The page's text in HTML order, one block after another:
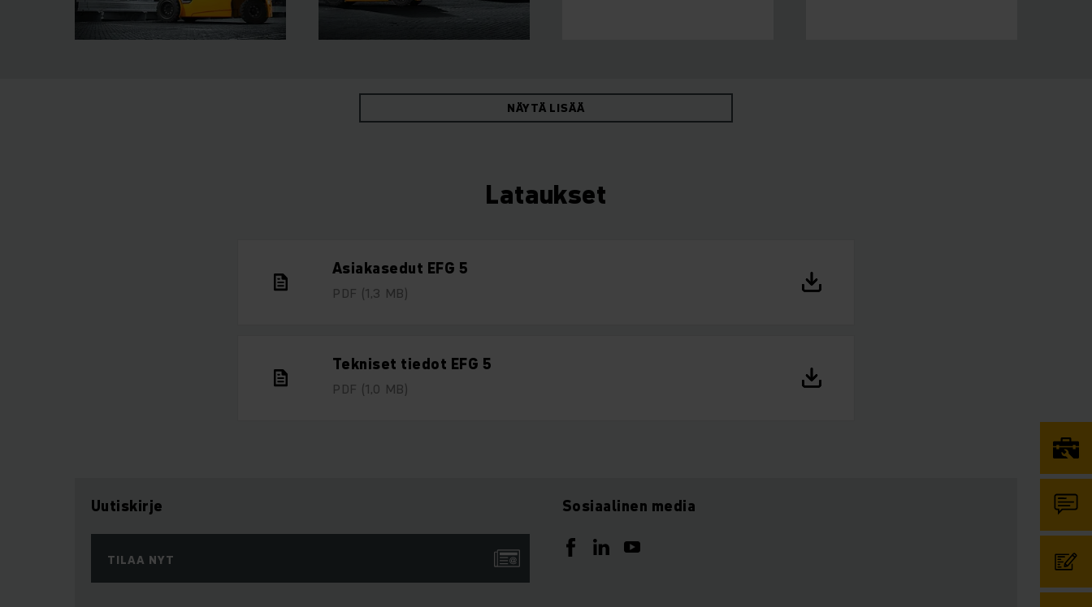
NÄYTÄ LISÄÄ
Lataukset
Asiakasedut EFG 5
PDF (1,3 MB)
Tekniset tiedot EFG 5
PDF (1,0 MB)
Uutiskirje
TILAA NYT
Sosiaalinen media